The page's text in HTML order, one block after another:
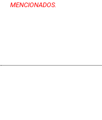
MENCIONADOS.